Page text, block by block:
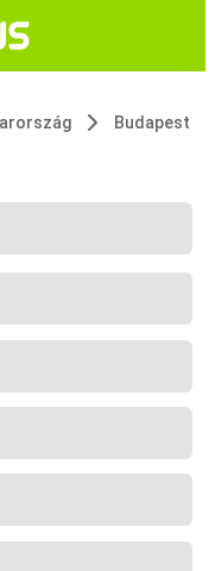
Budapest